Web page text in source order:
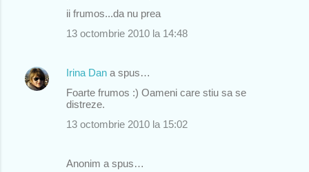
ii frumos...da nu prea
13 octombrie 2010 la 14:48
Irina Dan a spus…
Foarte frumos :) Oameni care stiu sa se
distreze.
13 octombrie 2010 la 15:02
Anonim a spus…